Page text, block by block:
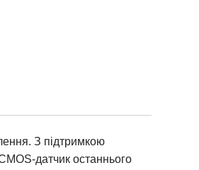
З підтримкою
датчик останнього